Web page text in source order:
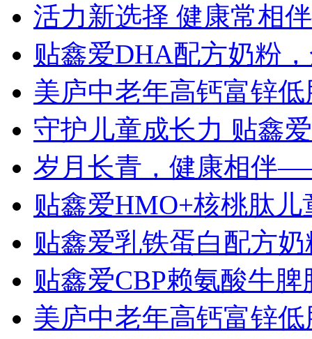
活力新选择 健康常相
贴鑫爱DHA配方奶粉
美庐中老年高钙富锌
守护儿童成长力 贴鑫
岁月长青，健康相伴
贴鑫爱HMO+核桃肽
贴鑫爱乳铁蛋白配方
贴鑫爱CBP赖氨酸牛
美庐中老年高钙富锌